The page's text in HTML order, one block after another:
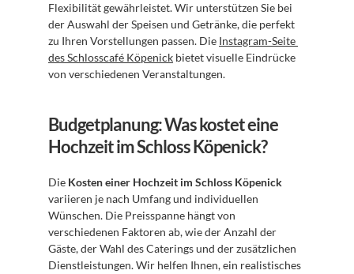
Flexibilität gewährleistet. Wir unterstützen Sie bei
der Auswahl der Speisen und Getränke, die perfekt
zu Ihren Vorstellungen passen. Die Instagram-Seite
des Schlosscafé Köpenick bietet visuelle Eindrücke
von verschiedenen Veranstaltungen.
Budgetplanung: Was kostet eine
Hochzeit im Schloss Köpenick?
Die Kosten einer Hochzeit im Schloss Köpenick
variieren je nach Umfang und individuellen
Wünschen. Die Preisspanne hängt von
verschiedenen Faktoren ab, wie der Anzahl der
Gäste, der Wahl des Caterings und der zusätzlichen
Dienstleistungen. Wir helfen Ihnen, ein realistisches